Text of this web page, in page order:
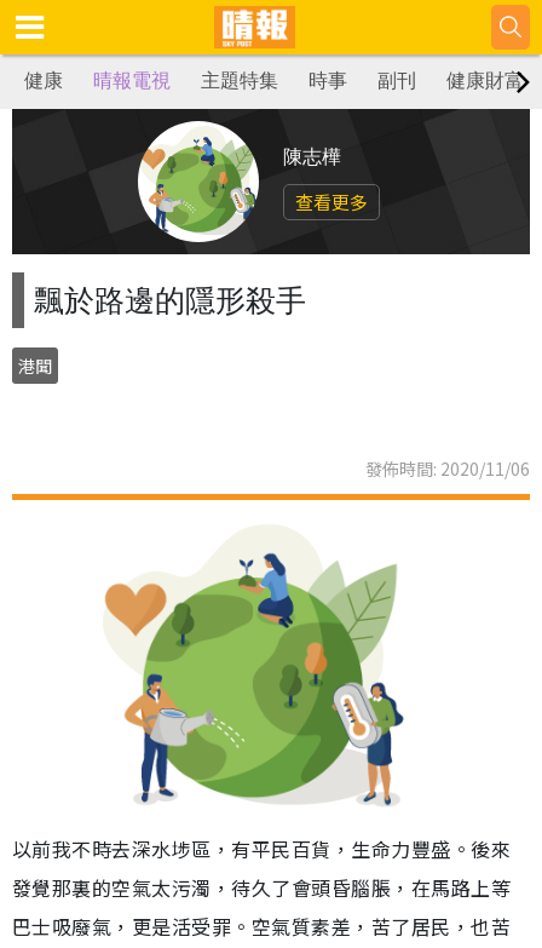
健康 晴報電視 主題特集 時事 副刊 健康財富
陳志樺
查看更多
飄於路邊的隱形殺手
港聞
發佈時間: 2020/11/06
以前我不時去深水埗區，有平民百貨，生命力豐盛。後來
發覺那裏的空氣太污濁，待久了會頭昏腦脹，在馬路上等
巴士吸廢氣，更是活受罪。空氣質素差，苦了居民，也苦